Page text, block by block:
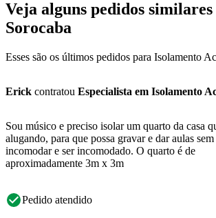
Veja alguns pedidos similares
Sorocaba
Esses são os últimos pedidos para Isolamento
Erick contratou Especialista em Isolamento
Sou músico e preciso isolar um quarto da casa
alugando, para que possa gravar e dar aulas sem
incomodar e ser incomodado. O quarto é de
aproximadamente 3m x 3m
Pedido atendido